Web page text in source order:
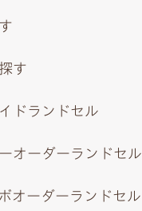
す
ドランドセル
オーダーランドセル
オーダーランドセル